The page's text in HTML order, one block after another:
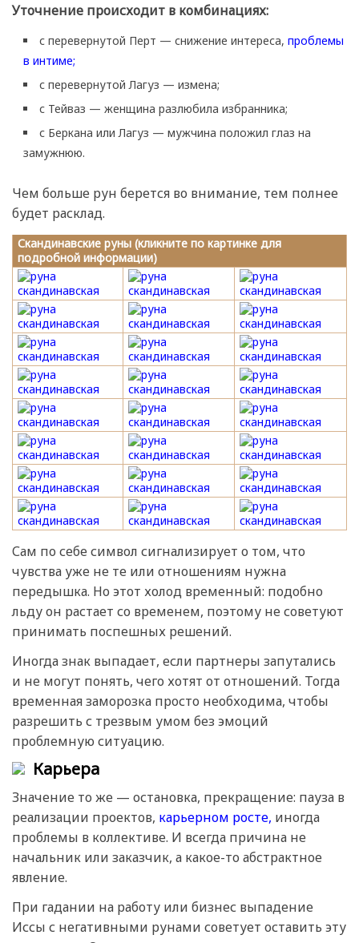
Уточнение происходит в комбинациях:
с перевернутой Перт — снижение интереса, проблемы
в интиме;
с перевернутой Лагуз — измена;
с Тейваз — женщина разлюбила избранника;
с Беркана или Лагуз — мужчина положил глаз на
замужнюю.
Чем больше рун берется во внимание, тем полнее
будет расклад.
Скандинавские руны (кликните по картинке для
подробной информации)
Сам по себе символ сигнализирует о том, что
чувства уже не те или отношениям нужна
передышка. Но этот холод временный: подобно
льду он растает со временем, поэтому не советуют
принимать поспешных решений.
Иногда знак выпадает, если партнеры запутались
и не могут понять, чего хотят от отношений. Тогда
временная заморозка просто необходима, чтобы
разрешить с трезвым умом без эмоций
проблемную ситуацию.
Карьера
Значение то же — остановка, прекращение: пауза в
реализации проектов, карьерном росте, иногда
проблемы в коллективе. И всегда причина не
начальник или заказчик, а какое-то абстрактное
явление.
При гадании на работу или бизнес выпадение
Иссы с негативными рунами советует оставить эту